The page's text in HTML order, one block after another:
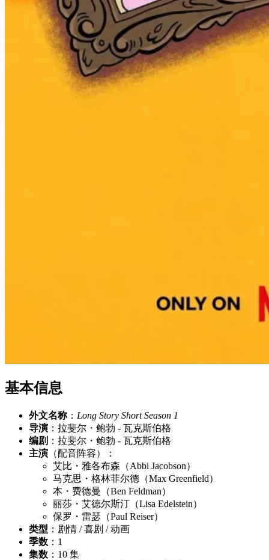
基本信息
外文名称： Long Story Short Season 1
导演 ：拉斐尔・鲍勃 - 瓦克斯伯格
编剧 ：拉斐尔・鲍勃 - 瓦克斯伯格
主演 （配音阵容）：
艾比・雅各布森（Abbi Jacobson）
马克思・格林菲尔德（Max Greenfield）
本・费德曼（Ben Feldman）
丽莎・艾德尔斯汀（Lisa Edelstein）
保罗・雷瑟（Paul Reiser）
类型 ：剧情 / 喜剧 / 动画
季数 ：1
集数 ：10 集